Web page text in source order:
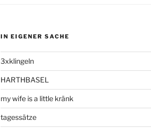
IN EIGENER SACHE
3xklingeln
HARTHBASEL
my wife is a little kränk
tagessätze